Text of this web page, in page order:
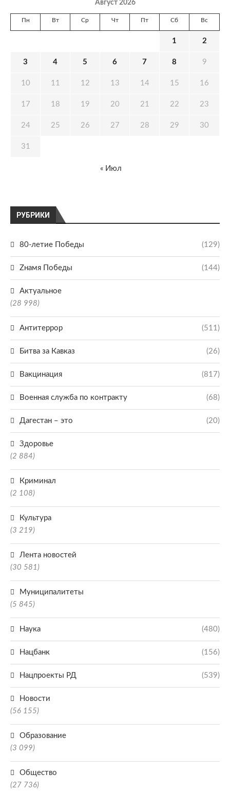
РУБРИКИ
80-летие Победы (129)
Zнамя Победы (144)
Актуальное
(28 998)
Антитеррор (511)
Битва за Кавказ (26)
Вакцинация (817)
Военная служба по контракту (68)
Дагестан – это (20)
Здоровье
(2 884)
Криминал
(2 108)
Культура
(3 219)
Лента новостей
(30 581)
Муниципалитеты
(5 845)
Наука (480)
Нацбанк (156)
Нацпроекты РД (539)
Новости
(56 155)
Образование
(3 099)
Общество
(27 736)
Август 2026
Пн Вт Ср Чт Пт Сб Вс
1 2
3 4 5 6 7 8 9
10 11 12 13 14 15 16
17 18 19 20 21 22 23
24 25 26 27 28 29 30
31
« Июл